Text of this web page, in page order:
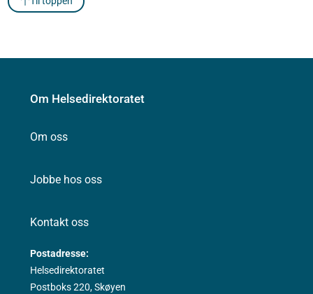
Om Helsedirektoratet
Om oss
Jobbe hos oss
Kontakt oss
Postadresse:
Helsedirektoratet
Postboks 220, Skøyen